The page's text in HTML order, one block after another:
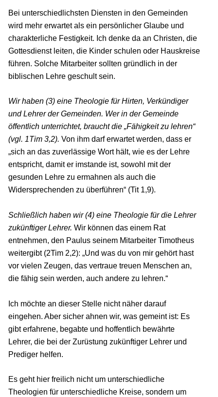
Bei unterschiedlichsten Diensten in den Gemeinden
wird mehr erwartet als ein persönlicher Glaube und
charakterliche Festigkeit. Ich denke da an Christen, die
Gottesdienst leiten, die Kinder schulen oder Hauskreise
führen. Solche Mitarbeiter sollten gründlich in der
biblischen Lehre geschult sein.
Wir haben (3) eine Theologie für Hirten, Verkündiger
und Lehrer der Gemeinden. Wer in der Gemeinde
öffentlich unterrichtet, braucht die „Fähigkeit zu lehren“
(vgl. 1Tim 3,2). Von ihm darf erwartet werden, dass er
„sich an das zuverlässige Wort hält, wie es der Lehre
entspricht, damit er imstande ist, sowohl mit der
gesunden Lehre zu ermahnen als auch die
Widersprechenden zu überführen“ (Tit 1,9).
Schließlich haben wir (4) eine Theologie für die Lehrer
zukünftiger Lehrer. Wir können das einem Rat
entnehmen, den Paulus seinem Mitarbeiter Timotheus
weitergibt (2Tim 2,2): „Und was du von mir gehört hast
vor vielen Zeugen, das vertraue treuen Menschen an,
die fähig sein werden, auch andere zu lehren.“
Ich möchte an dieser Stelle nicht näher darauf
eingehen. Aber sicher ahnen wir, was gemeint ist: Es
gibt erfahrene, begabte und hoffentlich bewährte
Lehrer, die bei der Zurüstung zukünftiger Lehrer und
Prediger helfen.
Es geht hier freilich nicht um unterschiedliche
Theologien für unterschiedliche Kreise, sondern um